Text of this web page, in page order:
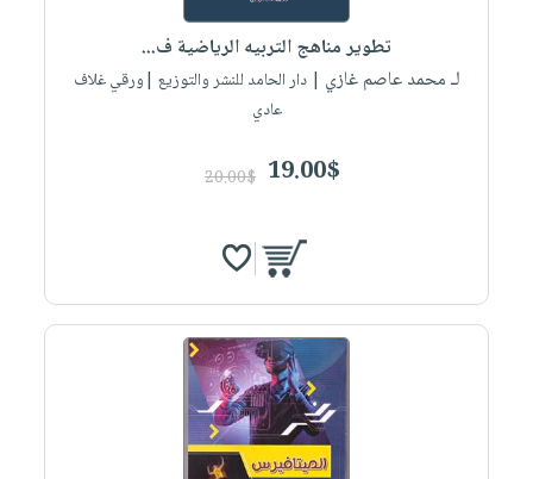
تطوير مناهج التربيه الرياضية ف...
لـ محمد عاصم غازي | دار الحامد للنشر والتوزيع |ورقي غلاف
عادي
19.00$
20.00$